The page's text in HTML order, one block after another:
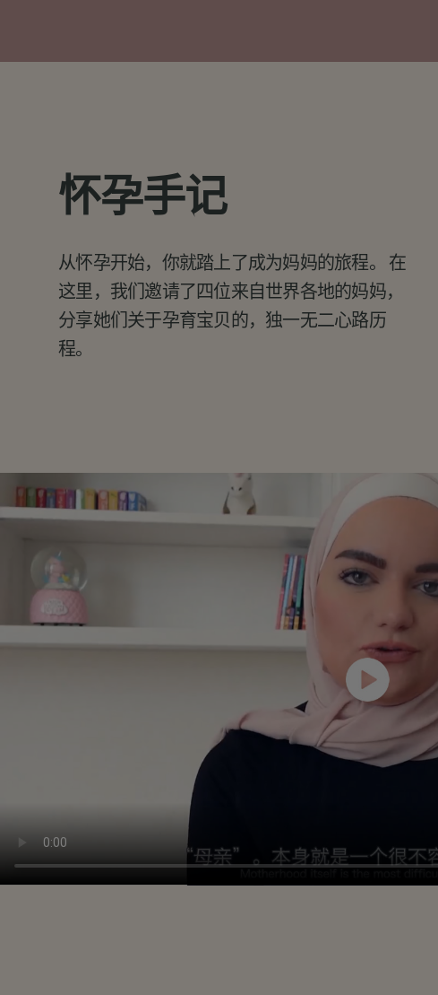
怀孕手记
从怀孕开始，你就踏上了成为妈妈的旅程。 在
这里，我们邀请了四位来自世界各地的妈妈，
分享她们关于孕育宝贝的，独一无二心路历
程。